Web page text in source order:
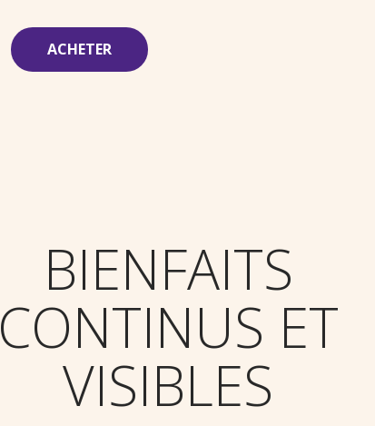
ACHETER
BIENFAITS
CONTINUS ET
VISIBLES